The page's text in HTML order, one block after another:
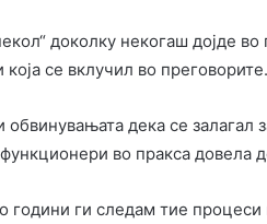
доколку некогаш дојде во
се вклучил во преговорите.
дека се
во пракса довела
ги следам тие процеси